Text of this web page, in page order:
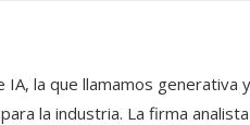
la que llamamos generativa
la industria. La firma